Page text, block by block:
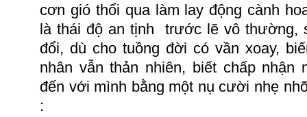
cơn gió thổi qua làm lay động cành
là thái độ an tịnh
trước lẽ vô thường,
đổi, dù cho tuồng đời có vần xoay,
nhân vẫn thản nhiên, biết chấp nhận
đến với mình bằng một nụ cười nhẹ
: